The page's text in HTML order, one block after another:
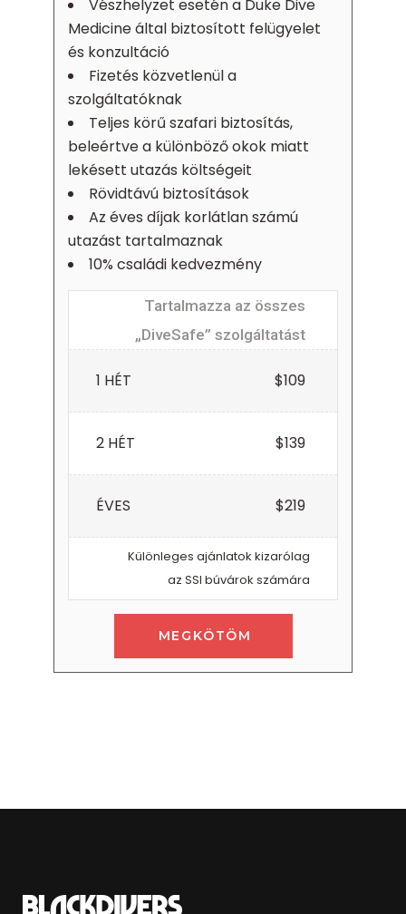
Vészhelyzet esetén a Duke Dive
Medicine által biztosított felügyelet
és konzultáció
Fizetés közvetlenül a
szolgáltatóknak
Teljes körű szafari biztosítás,
beleértve a különböző okok miatt
lekésett utazás költségeit
Rövidtávú biztosítások
Az éves díjak korlátlan számú
utazást tartalmaznak
10% családi kedvezmény
Tartalmazza az összes
„DiveSafe” szolgáltatást
1 HÉT $109
2 HÉT $139
ÉVES $219
Különleges ajánlatok kizarólag
az SSI búvárok számára
MEGKÖTÖM